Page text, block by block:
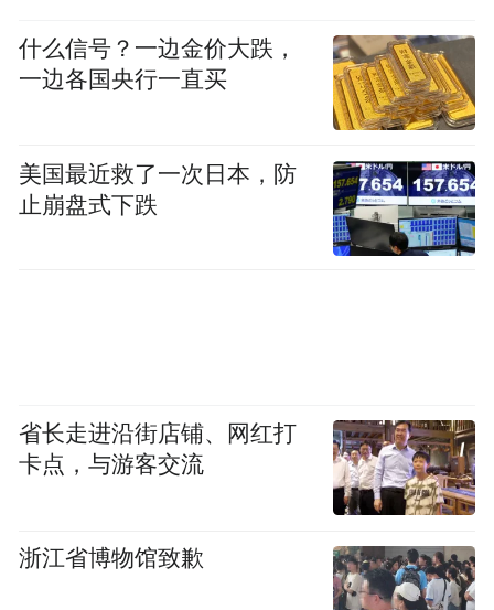
什么信号？一边金价大跌，
一边各国央行一直买
美国最近救了一次日本，防
止崩盘式下跌
省长走进沿街店铺、网红打
卡点，与游客交流
浙江省博物馆致歉